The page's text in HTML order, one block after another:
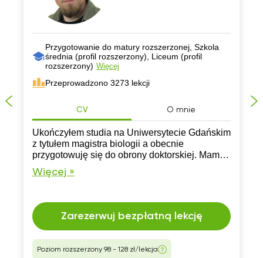
Przygotowanie do matury rozszerzonej, Szkola
średnia (profil rozszerzony), Liceum (profil
rozszerzony) Więcej
Przeprowadzono 3273 lekcji
CV O mnie
Ukończyłem studia na Uniwersytecie Gdańskim
z tytułem magistra biologii a obecnie
przygotowuję się do obrony doktorskiej. Mam
doświadczenie w nauczaniu i chętnie oferuję
swoją pomoc nauce, rozwiązywaniu zadań i
Więcej »
Zarezerwuj bezpłatną lekcję
Poziom rozszerzony 98 - 128 zł/lekcja